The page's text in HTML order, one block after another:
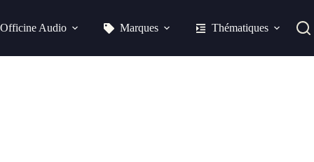
Audio Marques Thématiques